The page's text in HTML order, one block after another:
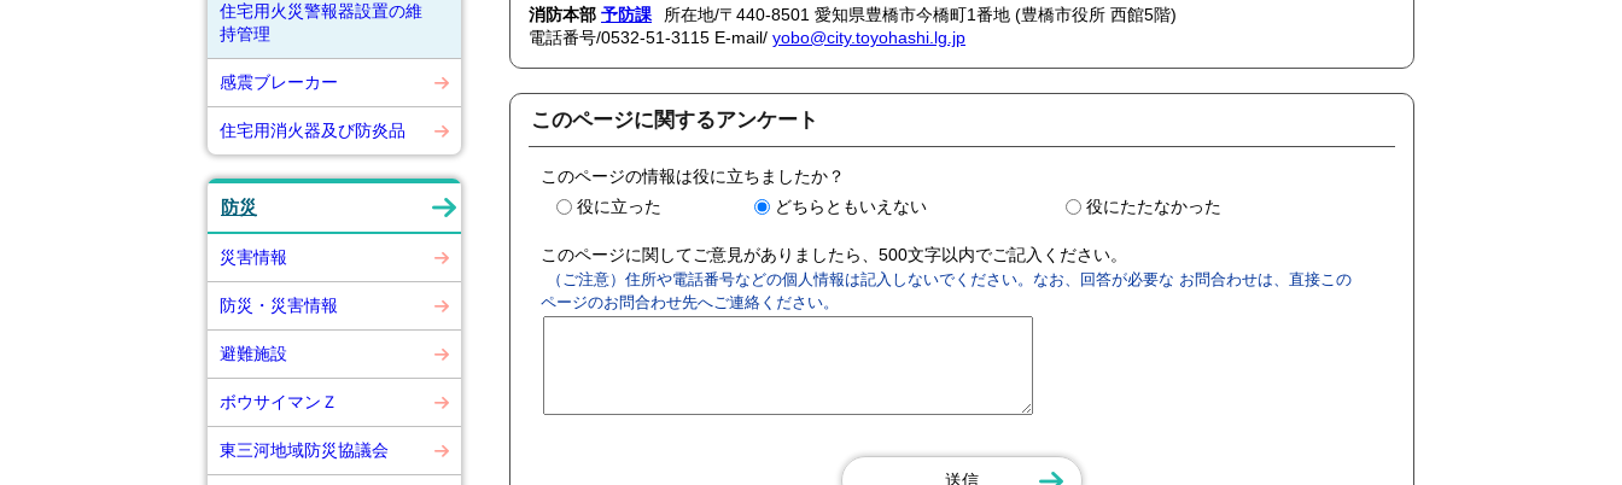
住宅用火災警報器設置の維
持管理
感震ブレーカー
住宅用消火器及び防炎品
防災
災害情報
防災・災害情報
避難施設
ボウサイマンＺ
東三河地域防災協議会
消防本部 予防課
所在地/〒440-8501 愛知県豊橋市今橋町1番地 (豊橋市役所 西館5階)
電話番号/0532-51-3115 E-mail/ yobo@city.toyohashi.lg.jp
このページに関するアンケート
このページの情報は役に立ちましたか？
役に立った
どちらともいえない 役にたたなかった
このページに関してご意見がありましたら、500文字以内でご記入ください。
（ご注意）住所や電話番号などの個人情報は記入しないでください。なお、回答が必要な お問合わせは、直接この
ページのお問合わせ先へご連絡ください。